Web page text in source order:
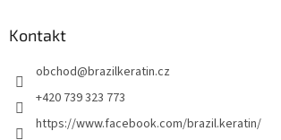
Kontakt
obchod@brazilkeratin.cz
+420 739 323 773
https://www.facebook.com/brazil.keratin/